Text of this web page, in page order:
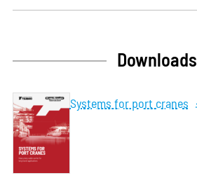
Downloads
Systems for port cranes